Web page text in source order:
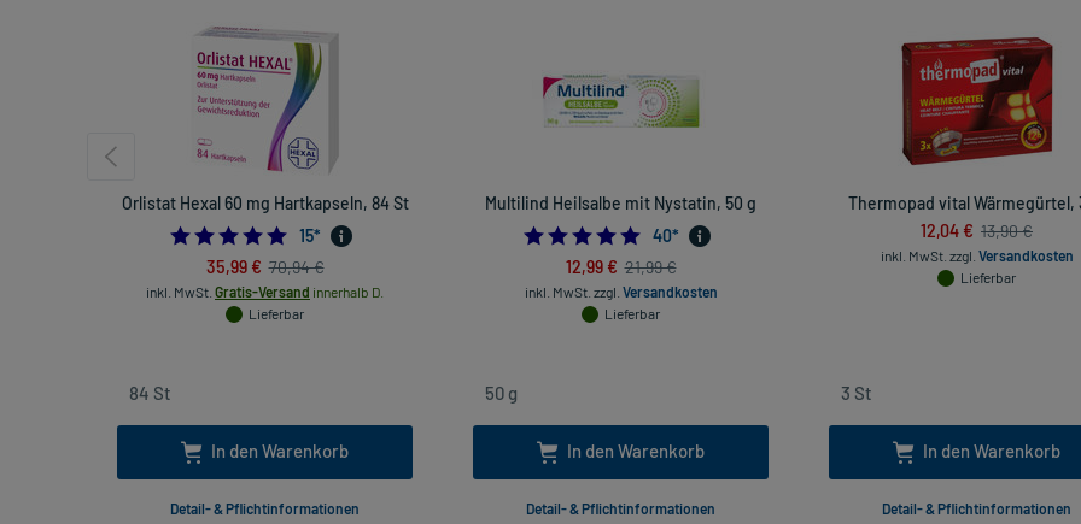
Orlistat Hexal 60 mg Hartkapseln, 84 St
4.8
15*
35,99 € 70,94 €
inkl. MwSt. Gratis-Versand innerhalb D.
Lieferbar
In den Warenkorb
Detail- & Pflichtinformationen
Multilind Heilsalbe mit Nystatin, 50 g
4.9
40*
12,99 € 21,99 €
inkl. MwSt. zzgl. Versandkosten
Lieferbar
In den Warenkorb
Detail- & Pflichtinformationen
Thermopad vital Wärmegürtel,
12,04 € 13,90 €
inkl. MwSt. zzgl. Versandkosten
Lieferbar
In den Warenkorb
Detail- & Pflichtinformationen